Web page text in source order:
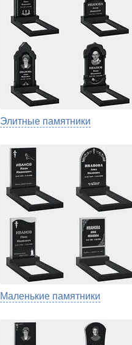
Элитные памятники
Маленькие памятники